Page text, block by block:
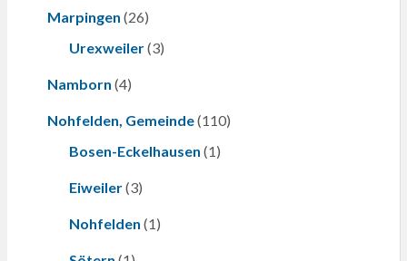
Marpingen (26)
Urexweiler(3)
Namborn (4)
Nohfelden, Gemeinde(110)
Bosen-Eckelhausen (1)
Eiweiler(3)
Nohfelden (1)